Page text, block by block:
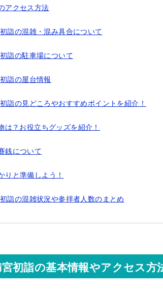
アクセス方法
詣の混雑・混み具合について
詣の駐車場について
詣の屋台情報
詣の見どころやおすすめポイントを紹介！
は？お役立ちグッズを紹介！
銭について
りと準備しよう！
詣の混雑状況や参拝者人数のまとめ
初詣の基本情報やアクセス方